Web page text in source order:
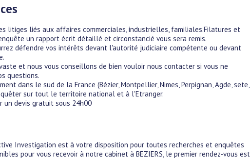
litiges liés aux affaires commerciales, industrielles, familiales.Filatures et
un rapport écrit détaillé et circonstancié vous sera remis.
défendre vos intérêts devant l'autorité judiciaire compétente ou devant
et nous vous conseillons de bien vouloir nous contacter si vous ne
questions.
dans le sud de la France (Bézier, Montpellier, Nimes, Perpignan, Agde, sete,
sur tout le territoire national et à l'Etranger.
un devis gratuit sous 24h00
Investigation est à votre disposition pour toutes recherches et enquêtes
pour vous recevoir à notre cabinet à BEZIERS, le premier rendez-vous est